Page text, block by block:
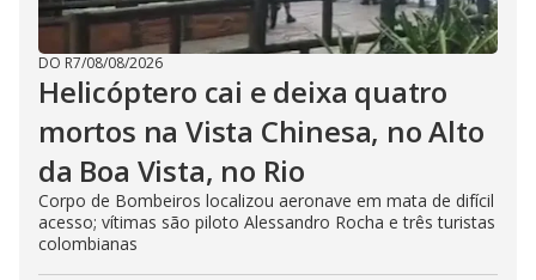
DO R7/08/08/2026
Helicóptero cai e deixa quatro
mortos na Vista Chinesa, no Alto
da Boa Vista, no Rio
Corpo de Bombeiros localizou aeronave em mata de difícil
acesso; vítimas são piloto Alessandro Rocha e três turistas
colombianas